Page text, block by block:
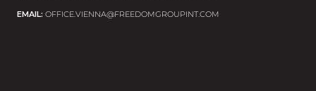
EMAIL: OFFICE.VIENNA@FREEDOMGROUPINT.COM